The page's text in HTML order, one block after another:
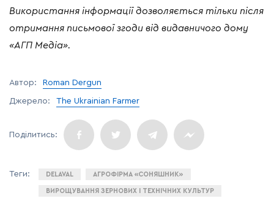
Використання інформаціїдозволяється тільки після
отримання письмовоїзгоди від видавничого дому
«АГП Медіа».
Автор: Roman Dergun
Джерело: The Ukrainian Farmer
DELAVAL АГРОФІРМА «СОНЯШНИК»
ВИРОЩУВАННЯ ЗЕРНОВИХ І ТЕХНІЧНИХ КУЛЬТУР